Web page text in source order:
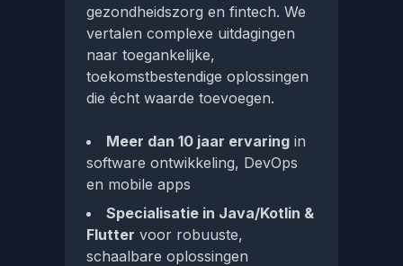
gezondheidszorg en fintech. We
vertalen complexe uitdagingen
naar toegankelijke,
toekomstbestendige oplossingen
die écht waarde toevoegen.
Meer dan 10 jaar ervaring in
software ontwikkeling, DevOps
en mobile apps
Specialisatie in Java/Kotlin &
Flutter voor robuuste,
schaalbare oplossingen